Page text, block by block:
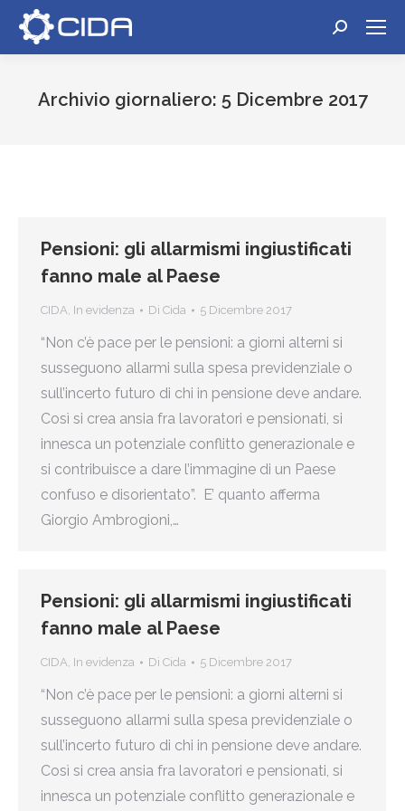
Cerca:
Archivio giornaliero: 5 Dicembre 2017
Pensioni: gli allarmismi ingiustificati
fanno male al Paese
CIDA, In evidenza Di Cida 5 Dicembre 2017
“Non c’è pace per le pensioni: a giorni alterni si
susseguono allarmi sulla spesa previdenziale o
sull’incerto futuro di chi in pensione deve andare.
Così si crea ansia fra lavoratori e pensionati, si
innesca un potenziale conflitto generazionale e
si contribuisce a dare l’immagine di un Paese
confuso e disorientato”. E’ quanto afferma
Giorgio Ambrogioni,…
Pensioni: gli allarmismi ingiustificati
fanno male al Paese
CIDA, In evidenza Di Cida 5 Dicembre 2017
“Non c’è pace per le pensioni: a giorni alterni si
susseguono allarmi sulla spesa previdenziale o
sull’incerto futuro di chi in pensione deve andare.
Così si crea ansia fra lavoratori e pensionati, si
innesca un potenziale conflitto generazionale e